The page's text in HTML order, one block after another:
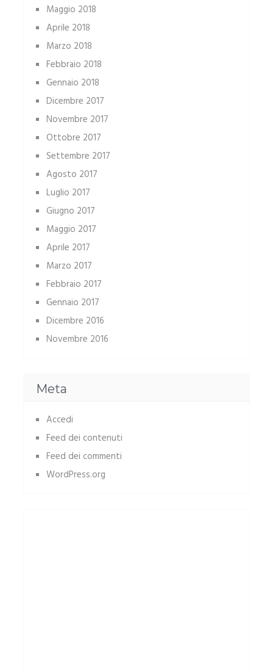
Maggio 2018
Aprile 2018
Marzo 2018
Febbraio 2018
Gennaio 2018
Dicembre 2017
Novembre 2017
Ottobre 2017
Settembre 2017
Agosto 2017
Luglio 2017
Giugno 2017
Maggio 2017
Aprile 2017
Marzo 2017
Febbraio 2017
Gennaio 2017
Dicembre 2016
Novembre 2016
Meta
Accedi
Feed dei contenuti
Feed dei commenti
WordPress.org